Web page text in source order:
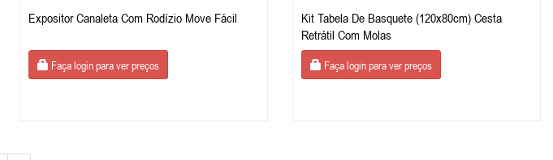
Expositor Canaleta Com Rodízio Move Fácil
Faça login para ver preços
Kit Tabela De Basquete (120x80cm) Cesta
Retrátil Com Molas
Faça login para ver preços